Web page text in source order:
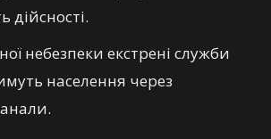
дійсності.
небезпеки екстрені служби
населення через